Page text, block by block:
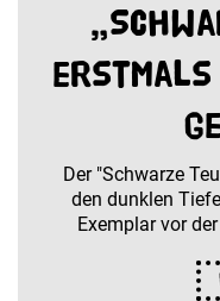
erstmals
Der "Schwarze
den dunklen
Exemplar vor